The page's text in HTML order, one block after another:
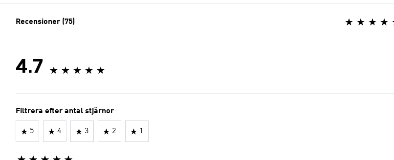
Recensioner (75)
4.7
Filtrera efter antal stjärnor
5 4 3 2 1